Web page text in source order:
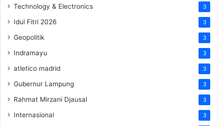
Technology & Electronics 3
Idul Fitri 2026 3
Geopolitik 3
Indramayu 3
atletico madrid 3
Gubernur Lampung 3
Rahmat Mirzani Djausal 3
Internasional 3